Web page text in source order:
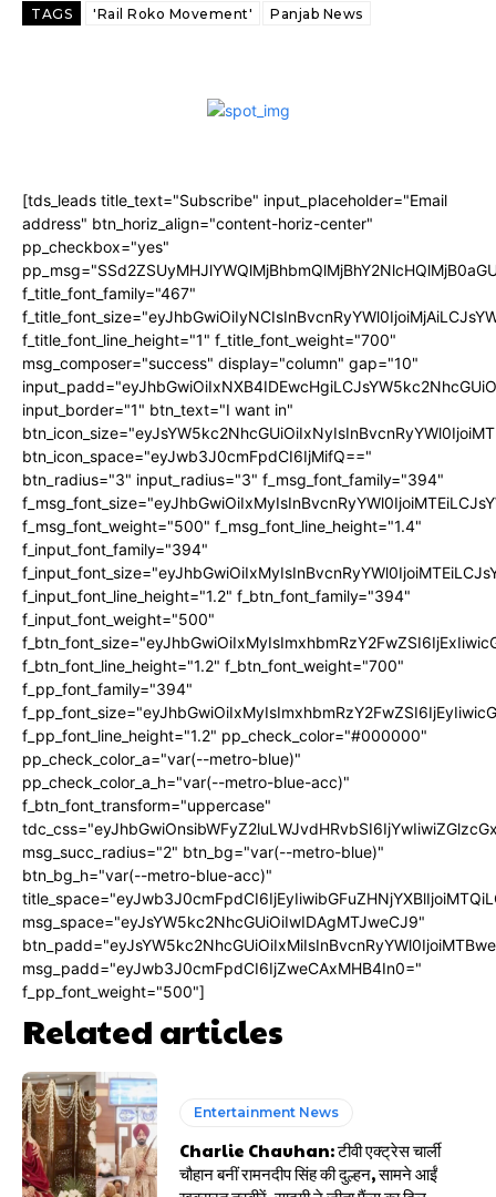
TAGS 'Rail Roko Movement' Panjab News
[tds_leads title_text="Subscribe" input_placeholder="Email
address" btn_horiz_align="content-horiz-center"
pp_checkbox="yes"
f_title_font_family="467"
f_title_font_line_height="1" f_title_font_weight="700"
msg_composer="success" display="column" gap="10"
input_border="1" btn_text="I want in"
btn_icon_space="eyJwb3J0cmFpdCI6IjMifQ=="
btn_radius="3" input_radius="3" f_msg_font_family="394"
f_msg_font_weight="500" f_msg_font_line_height="1.4"
f_input_font_family="394"
f_input_font_line_height="1.2" f_btn_font_family="394"
f_input_font_weight="500"
f_btn_font_line_height="1.2" f_btn_font_weight="700"
f_pp_font_family="394"
f_pp_font_line_height="1.2" pp_check_color="#000000"
pp_check_color_a="var(--metro-blue)"
pp_check_color_a_h="var(--metro-blue-acc)"
f_btn_font_transform="uppercase"
msg_succ_radius="2" btn_bg="var(--metro-blue)"
btn_bg_h="var(--metro-blue-acc)"
msg_space="eyJsYW5kc2NhcGUiOiIwIDAgMTJweCJ9"
msg_padd="eyJwb3J0cmFpdCI6IjZweCAxMHB4In0="
f_pp_font_weight="500"]
Related articles
Entertainment News
Charlie Chauhan: टीवी एक्ट्रेस चार्ली
चौहान बनीं रामनदीप सिंह की दुल्हन, सामने आईं